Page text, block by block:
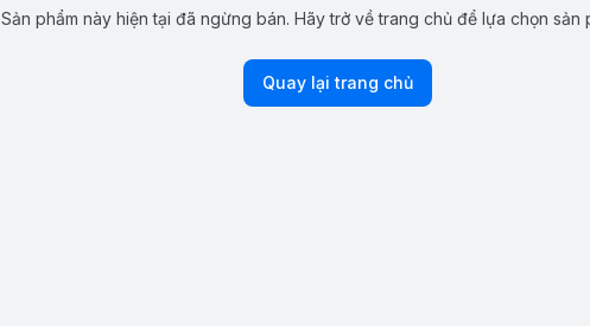
Sản phẩm này hiện tại đã ngừng bán. Hãy trở về trang chủ để lựa chọn sản
Quay lại trang chủ